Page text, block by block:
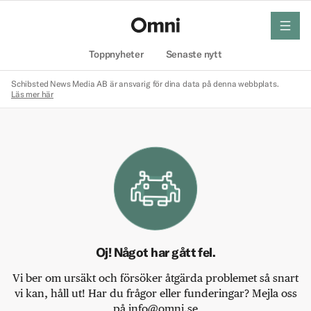
Toppnyheter Senaste nytt
meny
Schibsted News Media AB är ansvarig för dina data på denna webbplats.
Läs mer här
Oj! Något har gått fel.
Vi ber om ursäkt och försöker åtgärda problemet så snart
vi kan, håll ut! Har du frågor eller funderingar? Mejla oss